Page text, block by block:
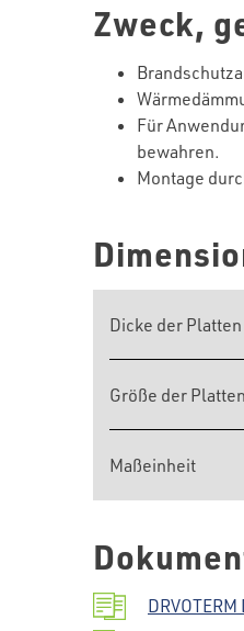
Zweck,
Für
bewahren.
Montage
Dicke der Platten
Größe der Platten
Maßeinheit